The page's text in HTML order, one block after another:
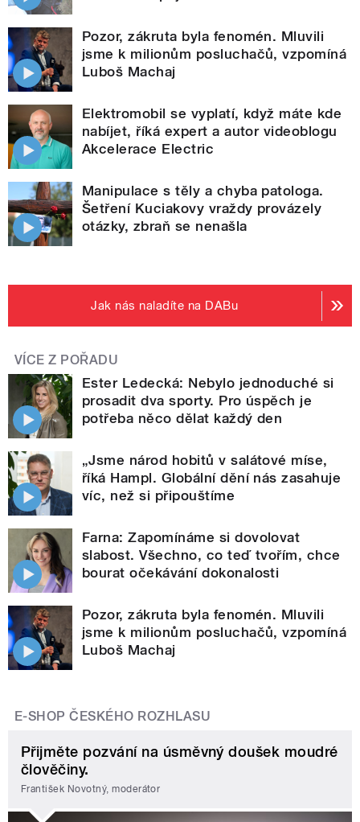
Pozor, zákruta byla fenomén. Mluvili
jsme k milionům posluchačů, vzpomíná
Luboš Machaj
Elektromobil se vyplatí, když máte kde
nabíjet, říká expert a autor videoblogu
Akcelerace Electric
Manipulace s těly a chyba patologa.
Šetření Kuciakovy vraždy provázely
otázky, zbraň se nenašla
Jak nás naladíte na DABu
VÍCE Z POŘADU
Ester Ledecká: Nebylo jednoduché si
prosadit dva sporty. Pro úspěch je
potřeba něco dělat každý den
„Jsme národ hobitů v salátové míse,
říká Hampl. Globální dění nás zasahuje
víc, než si připouštíme
Farna: Zapomínáme si dovolovat
slabost. Všechno, co teď tvořím, chce
bourat očekávání dokonalosti
Pozor, zákruta byla fenomén. Mluvili
jsme k milionům posluchačů, vzpomíná
Luboš Machaj
E-SHOP ČESKÉHO ROZHLASU
Přijměte pozvání na úsměvný doušek moudré
člověčiny.
František Novotný, moderátor